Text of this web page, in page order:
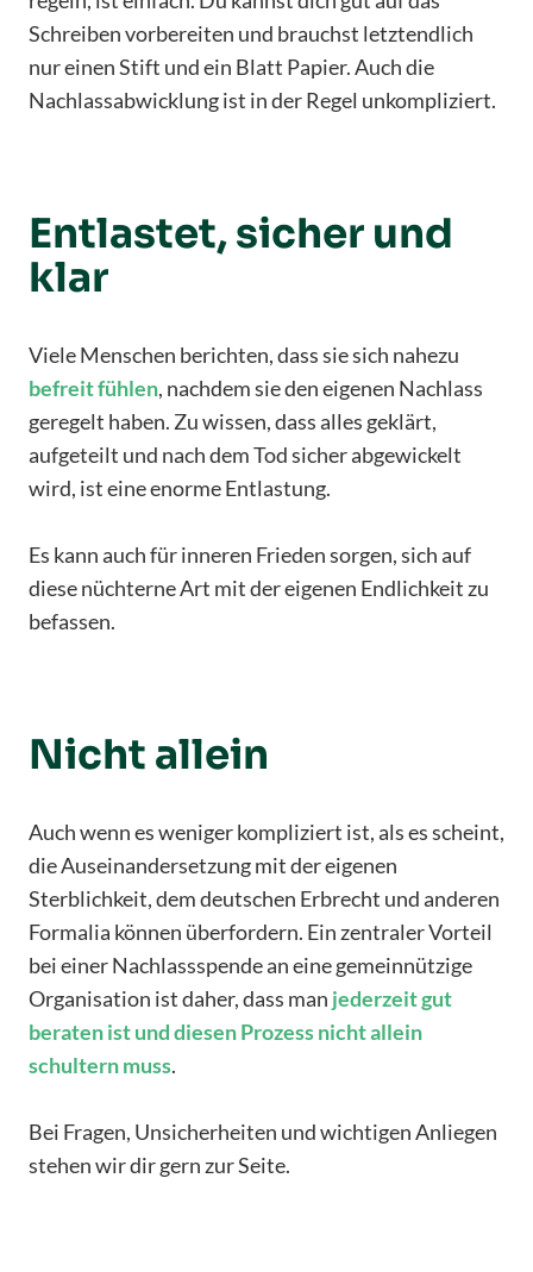
Schreiben vorbereiten und brauchst letztendlich
nur einen Stift und ein Blatt Papier. Auch die
Nachlassabwicklung ist in der Regel unkompliziert.
Entlastet, sicher und
klar
Viele Menschen berichten, dass sie sich nahezu
befreitfühlen, nachdem sie den eigenen Nachlass
geregelt haben. Zu wissen, dass alles geklärt,
aufgeteilt und nach dem Tod sicher abgewickelt
wird, ist eine enorme Entlastung.
Es kann auch für inneren Frieden sorgen, sich auf
diese nüchterne Art mit der eigenen Endlichkeit zu
befassen.
Nicht allein
Auch wenn es weniger kompliziert ist, als es scheint,
die Auseinandersetzung mit der eigenen
Sterblichkeit, dem deutschen Erbrecht und anderen
Formalia können überfordern. Ein zentraler Vorteil
bei einer Nachlassspende an eine gemeinnützige
Organisation ist daher, dass man jederzeit gut
beraten ist und diesen Prozess nicht allein
schultern muss.
Bei Fragen, Unsicherheiten und wichtigen Anliegen
stehen wir dir gern zur Seite.